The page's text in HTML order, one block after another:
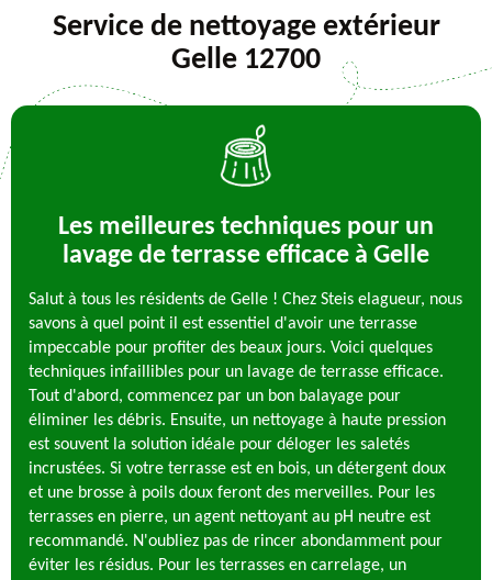
Service de nettoyage extérieur
Gelle 12700
Les meilleures techniques pour un
lavage de terrasse efficace à Gelle
Salut à tous les résidents de Gelle ! Chez Steis elagueur, nous
savons à quel point il est essentiel d'avoir une terrasse
impeccable pour profiter des beaux jours. Voici quelques
techniques infaillibles pour un lavage de terrasse efficace.
Tout d'abord, commencez par un bon balayage pour
éliminer les débris. Ensuite, un nettoyage à haute pression
est souvent la solution idéale pour déloger les saletés
incrustées. Si votre terrasse est en bois, un détergent doux
et une brosse à poils doux feront des merveilles. Pour les
terrasses en pierre, un agent nettoyant au pH neutre est
recommandé. N'oubliez pas de rincer abondamment pour
éviter les résidus. Pour les terrasses en carrelage, un